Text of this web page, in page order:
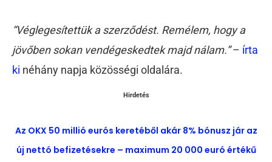
“Véglegesítettük a szerződést. Remélem, hogy a
jövőben sokan vendégeskedtek majd nálam.”– írta
ki néhány napja közösségi oldalára.
Hirdetés
Az OKX 50 millió eurós keretéből akár 8% bónusz jár az
új nettó befizetésekre – maximum 20 000 euró értékű